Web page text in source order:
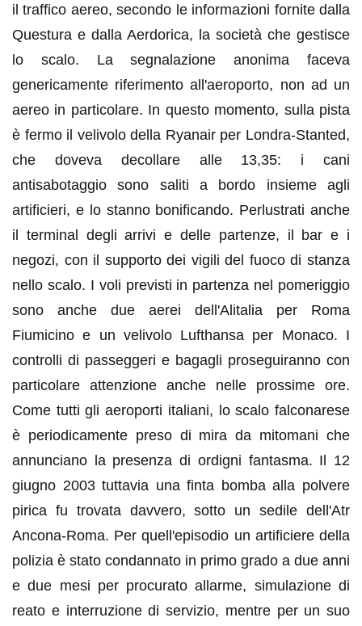
il traffico aereo, secondo le informazioni fornite dalla
Questura e dalla Aerdorica, la società che gestisce
lo scalo. La segnalazione anonima faceva
genericamente riferimento all'aeroporto, non ad un
aereo in particolare. In questo momento, sulla pista
è fermo il velivolo della Ryanair per Londra-Stanted,
che doveva decollare alle 13,35: i cani
antisabotaggio sono saliti a bordo insieme agli
artificieri, e lo stanno bonificando. Perlustrati anche
il terminal degli arrivi e delle partenze, il bar e i
negozi, con il supporto dei vigili del fuoco di stanza
nello scalo. I voli previsti in partenza nel pomeriggio
sono anche due aerei dell'Alitalia per Roma
Fiumicino e un velivolo Lufthansa per Monaco. I
controlli di passeggeri e bagagli proseguiranno con
particolare attenzione anche nelle prossime ore.
Come tutti gli aeroporti italiani, lo scalo falconarese
è periodicamente preso di mira da mitomani che
annunciano la presenza di ordigni fantasma. Il 12
giugno 2003 tuttavia una finta bomba alla polvere
pirica fu trovata davvero, sotto un sedile dell'Atr
Ancona-Roma. Per quell'episodio un artificiere della
polizia è stato condannato in primo grado a due anni
e due mesi per procurato allarme, simulazione di
reato e interruzione di servizio, mentre per un suo